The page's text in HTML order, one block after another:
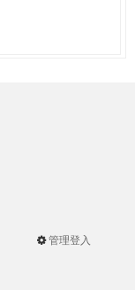
User
管理登入